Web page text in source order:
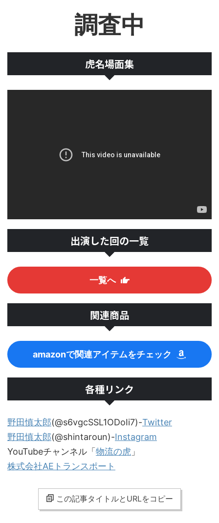
調査中
虎名場面集
出演した回の一覧
一覧へ
関連商品
amazonで関連アイテムをチェック
各種リンク
野田慎太郎(@s6vgcSSL1ODoIi7)-Twitter
野田慎太郎(@shintaroun)-Instagram
YouTubeチャンネル「 物流の虎 」
株式会社AEトランスポート
この記事タイトルとURLをコピー